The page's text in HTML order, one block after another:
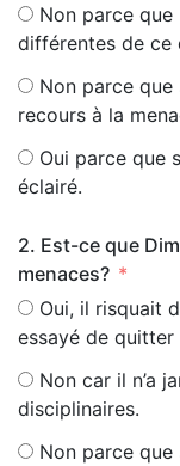
Non parce
différentes de ce
Non parce
recours à la
Oui parce que
éclairé.
2. Est-ce que
menaces?
Oui, il risquait
essayé de quitter
Non car il n’a
disciplinaires.
Non parce que